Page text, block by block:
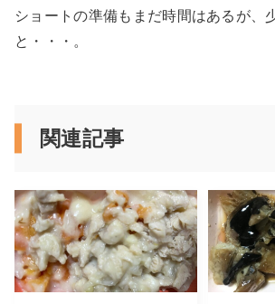
ショートの準備もまだ時間はあるが、
と・・・。
関連記事